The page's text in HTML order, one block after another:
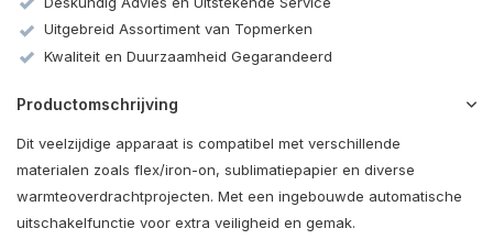
Uitgebreid Assortiment van Topmerken
Kwaliteit en Duurzaamheid Gegarandeerd
Productomschrijving
Dit veelzijdige apparaat is compatibel met verschillende
materialen zoals flex/iron-on, sublimatiepapier en diverse
warmteoverdrachtprojecten. Met een ingebouwde automatische
uitschakelfunctie voor extra veiligheid en gemak.